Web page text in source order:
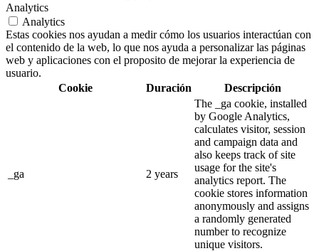
Analytics
Analytics
Estas cookies nos ayudan a medir cómo los usuarios interactúan con
el contenido de la web, lo que nos ayuda a personalizar las páginas
web y aplicaciones con el proposito de mejorar la experiencia de
usuario.
Cookie
Duración Descripción
_ga 2 years
The _ga cookie, installed
by Google Analytics,
calculates visitor, session
and campaign data and
also keeps track of site
usage for the site's
analytics report. The
cookie stores information
anonymously and assigns
a randomly generated
number to recognize
unique visitors.